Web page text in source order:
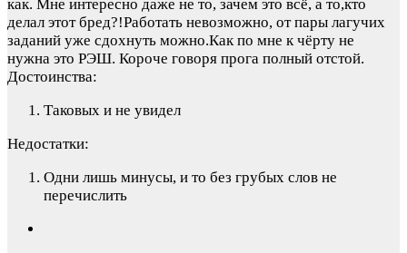
как. Мне интересно даже не то, зачем это всё, а то,кто
делал этот бред?!Работать невозможно, от пары лагучих
заданий уже сдохнуть можно.Как по мне к чёрту не
нужна это РЭШ. Короче говоря прога полный отстой.
Достоинства:
Таковых и не увидел
Недостатки:
Одни лишь минусы, и то без грубых слов не
перечислить